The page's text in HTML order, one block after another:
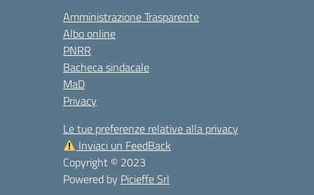
Amministrazione Trasparente
Albo online
PNRR
Bacheca sindacale
MaD
Privacy
Le tue preferenze relative alla privacy
Inviaci un FeedBack
Copyright © 2023
Powered by Picieffe Srl